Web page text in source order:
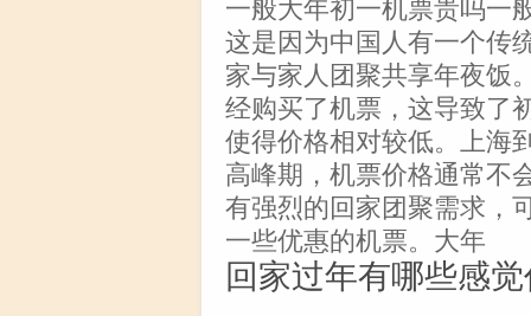
这是因为中国人有一个传
家与家人团聚共享年夜饭
经购买了机票，这导致了
使得价格相对较低。上海
高峰期，机票价格通常不
有强烈的回家团聚需求，
一些优惠的机票。大年
回家过年有哪些感